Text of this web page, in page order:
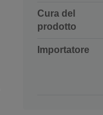
Cura del
prodotto
Importatore